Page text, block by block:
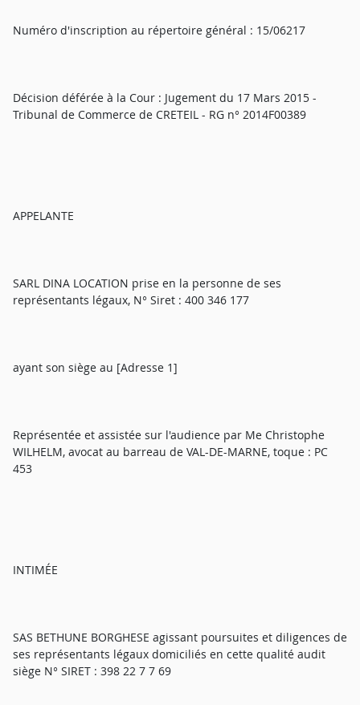
Numéro d'inscription au répertoire général : 15/06217
Décision déférée à la Cour : Jugement du 17 Mars 2015 -
Tribunal de Commerce de CRETEIL - RG n° 2014F00389
APPELANTE
SARL DINA LOCATION prise en la personne de ses
représentants légaux, N° Siret : 400 346 177
ayant son siège au [Adresse 1]
Représentée et assistée sur l'audience par Me Christophe
WILHELM, avocat au barreau de VAL-DE-MARNE, toque : PC
453
INTIMÉE
SAS BETHUNE BORGHESE agissant poursuites et diligences de
ses représentants légaux domiciliés en cette qualité audit
siège N° SIRET : 398 22 7 7 69